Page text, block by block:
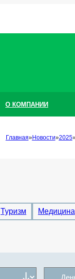
О КОМПАНИИ
Главная Новости 2025
Туризм Медицина